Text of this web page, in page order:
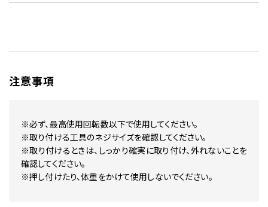
注意事項
※必ず、最高使用回転数以下で使用してください。
※取り付ける工具のネジサイズを確認してください。
※取り付けるときは、しっかり確実に取り付け、外れないことを
確認してください。
※押し付けたり、体重をかけて使用しないでください。